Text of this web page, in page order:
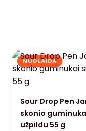
NUOLAIDA
Sour Drop Pen
skonio
užpildu 55 g